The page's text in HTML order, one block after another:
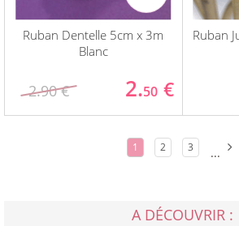
Ruban Dentelle 5cm x 3m
Blanc
2.90 € 2.50 €
Ruban
1 2 3 ...
A DÉCOUVRIR :